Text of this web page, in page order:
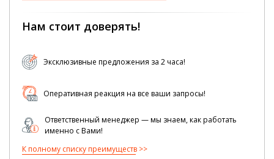
Нам стоит доверять!
Эксклюзивные предложения за 2 часа!
Оперативная реакция на все ваши запросы!
Ответственный менеджер — мы знаем, как работать
именно с Вами!
К полному списку преимуществ